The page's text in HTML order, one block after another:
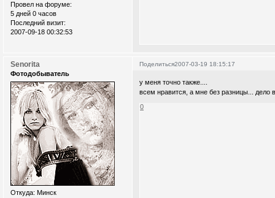
Провел на форуме:
5 дней 0 часов
Последний визит:
2007-09-18 00:32:53
Поделиться2007-03-19 18:15:17
Senorita
Фотодобыватель
Откуда: Минск
у меня точно также....
всем нравится, а мне без разницы... дело
0